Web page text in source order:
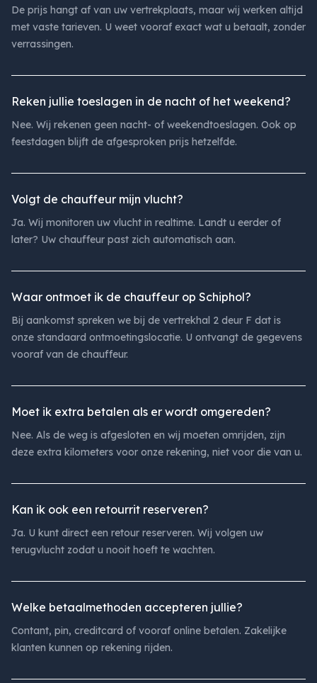
De prijs hangt af van uw vertrekplaats, maar wij werken altijd
met vaste tarieven. U weet vooraf exact wat u betaalt, zonder
verrassingen.
Reken jullie toeslagen in de nacht of het weekend?
Nee. Wij rekenen geen nacht- of weekendtoeslagen. Ook op
feestdagen blijft de afgesproken prijs hetzelfde.
Volgt de chauffeur mijn vlucht?
Ja. Wij monitoren uw vlucht in realtime. Landt u eerder of
later? Uw chauffeur past zich automatisch aan.
Waar ontmoet ik de chauffeur op Schiphol?
Bij aankomst spreken we bij de vertrekhal 2 deur F dat is
onze standaard ontmoetingslocatie. U ontvangt de gegevens
vooraf van de chauffeur.
Moet ik extra betalen als er wordt omgereden?
Nee. Als de weg is afgesloten en wij moeten omrijden, zijn
deze extra kilometers voor onze rekening, niet voor die van u.
Kan ik ook een retourrit reserveren?
Ja. U kunt direct een retour reserveren. Wij volgen uw
terugvlucht zodat u nooit hoeft te wachten.
Welke betaalmethoden accepteren jullie?
Contant, pin, creditcard of vooraf online betalen. Zakelijke
klanten kunnen op rekening rijden.